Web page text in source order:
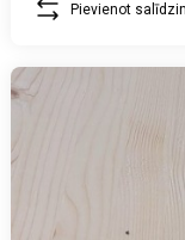
Pievienot